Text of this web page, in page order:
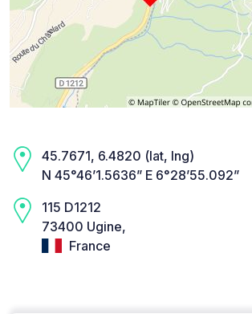
45.7671, 6.4820 (lat, lng)
N 45°46’1.5636” E 6°28’55.092”
115 D1212
73400 Ugine,
France